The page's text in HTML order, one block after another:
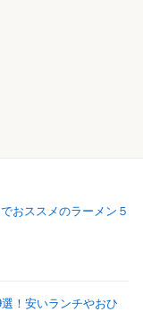
おススメのラーメン５
！安いランチやおひ